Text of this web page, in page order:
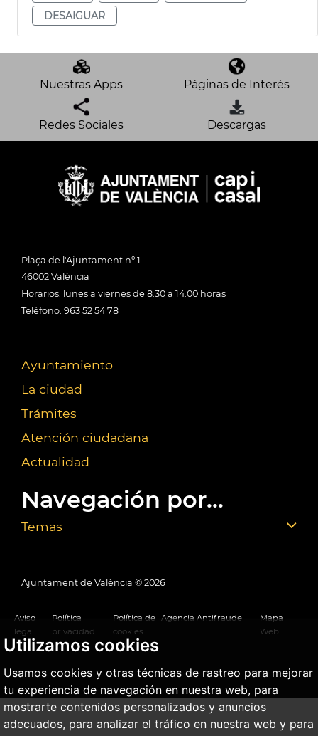
Utilizamos cookies
Usamos cookies y otras técnicas de rastreo para mejorar
tu experiencia de navegación en nuestra web, para
mostrarte contenidos personalizados y anuncios
adecuados, para analizar el tráfico en nuestra web y para
DESAIGUAR
Nuestras Apps Páginas de Interés
Redes Sociales Descargas
Plaça de l'Ajuntament nº 1
46002 València
Horarios: lunes a viernes de 8:30 a 14:00 horas
Teléfono: 963 52 54 78
Ayuntamiento
La ciudad
Trámites
Atención ciudadana
Actualidad
Navegación por...
Temas
Ajuntament de València © 2026
Aviso
legal
Política
privacidad
Política de
cookies
Agencia Antifraude
Mapa
Web